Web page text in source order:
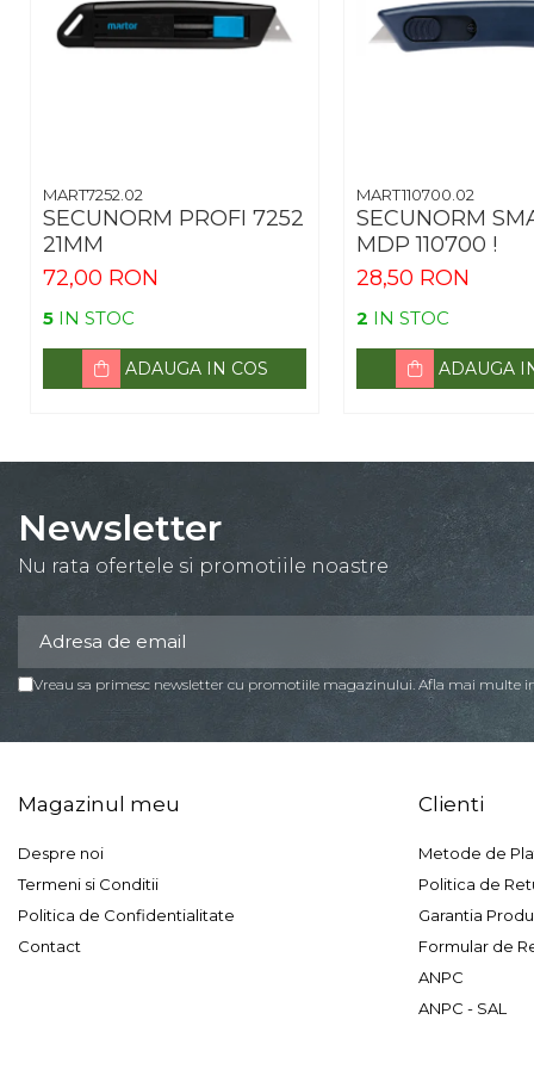
MART7252.02
SECUNORM PROFI 7252
21MM
72,00 RON
5 IN STOC
ADAUGA IN COS
MART110700.02
SECUNORM
MDP 110700 !
28,50 RON
2 IN STOC
ADAUGA
Newsletter
Nu rata ofertele si promotiile noastre
Vreau sa primesc newsletter cu promotiile magazinului. Afla mai multe
Magazinul meu
Despre noi
Termeni si Conditii
Politica de Confidentialitate
Contact
Clienti
Metode de
Politica de
Garantia
Formular de
ANPC
ANPC - SAL